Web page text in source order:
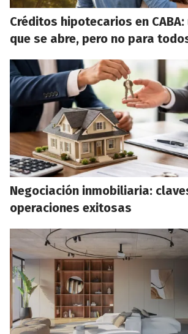
Créditos hipotecarios en
que se abre, pero no para
Negociación inmobiliaria:
operaciones exitosas